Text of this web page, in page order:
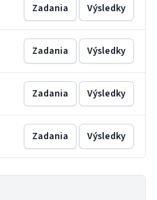
Zadania Výsledky
Zadania Výsledky
Zadania Výsledky
Zadania Výsledky